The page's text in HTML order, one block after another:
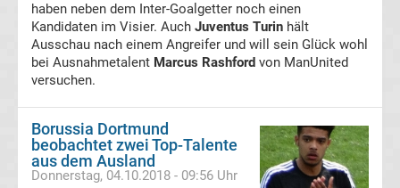
DEL
NHL
Darts
haben neben dem Inter-Goalgetter noch einen
Kandidaten im Visier. Auch Juventus Turin hält
Ausschau nach einem Angreifer und will sein Glück wohl
bei Ausnahmetalent Marcus Rashford von ManUnited
versuchen.
Borussia Dortmund
beobachtet zwei Top-Talente
aus dem Ausland
Donnerstag, 04.10.2018 - 09:56 Uhr